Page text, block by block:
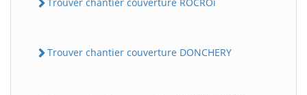
Trouver chantier couverture DONCHERY